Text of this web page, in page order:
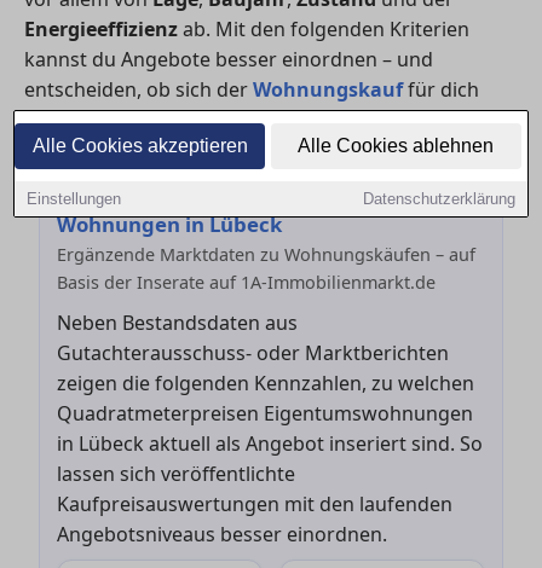
Alle Cookies akzeptieren Alle Cookies ablehnen
Einstellungen Datenschutzerklärung
Energieeffizienzab. Mit den folgenden Kriterien
kannst du Angebote besser einordnen – und
entscheiden, ob sich derWohnungskauffür dich
lohnt (oder obMietenaktuell sinnvoller ist).
Aktuelle Angebotskaufpreise für
Wohnungen in Lübeck
Ergänzende Marktdaten zu Wohnungskäufen – auf
Basis der Inserate auf 1A-Immobilienmarkt.de
Neben Bestandsdaten aus
Gutachterausschuss- oder Marktberichten
zeigen die folgenden Kennzahlen, zu welchen
Quadratmeterpreisen Eigentumswohnungen
in Lübeck aktuell als Angebot inseriert sind. So
lassen sich veröffentlichte
Kaufpreisauswertungen mit den laufenden
Angebotsniveaus besser einordnen.